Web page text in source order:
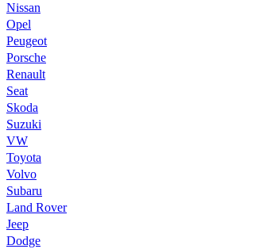
Nissan
Opel
Peugeot
Porsche
Renault
Seat
Skoda
Suzuki
VW
Toyota
Volvo
Subaru
Land Rover
Jeep
Dodge